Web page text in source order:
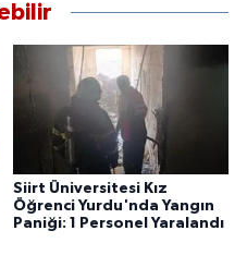
Siirt Üniversitesi Kız
Öğrenci Yurdu'nda Yangın
Paniği: 1 Personel Yaralandı